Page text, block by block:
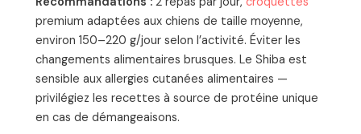
premium adaptées aux chiens de taille moyenne,
environ 150–220 g/jour selon l’activité. Éviter les
changements alimentaires brusques. Le Shiba est
sensible aux allergies cutanées alimentaires —
privilégiez les recettes à source de protéine unique
en cas de démangeaisons.